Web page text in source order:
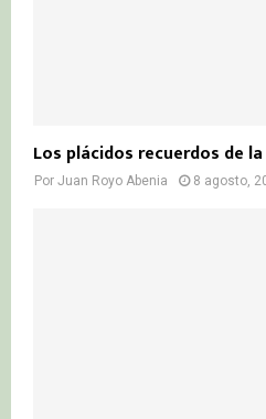
Los plácidos recuerdos de
Por Juan Royo Abenia 8 agosto,